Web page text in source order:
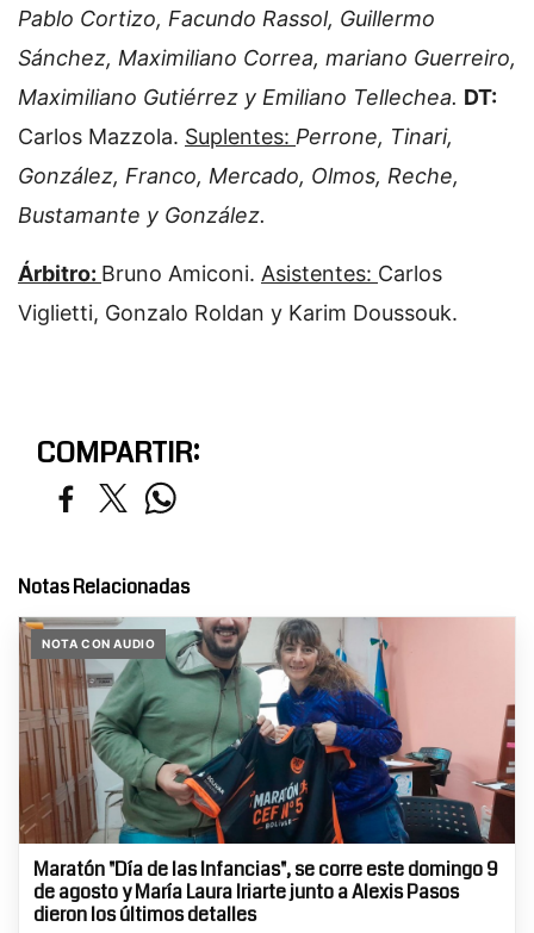
Pablo Cortizo, Facundo Rassol, Guillermo
Sánchez, Maximiliano Correa, mariano Guerreiro,
Maximiliano Gutiérrez y Emiliano Tellechea. DT:
Carlos Mazzola. Suplentes: Perrone, Tinari,
González, Franco, Mercado, Olmos, Reche,
Bustamante y González.
Árbitro: Bruno Amiconi. Asistentes: Carlos
Viglietti, Gonzalo Roldan y Karim Doussouk.
COMPARTIR:
Notas Relacionadas
NOTA CON AUDIO
Maratón "Día de las Infancias", se corre este domingo 9
de agosto y María Laura Iriarte junto a Alexis Pasos
dieron los últimos detalles